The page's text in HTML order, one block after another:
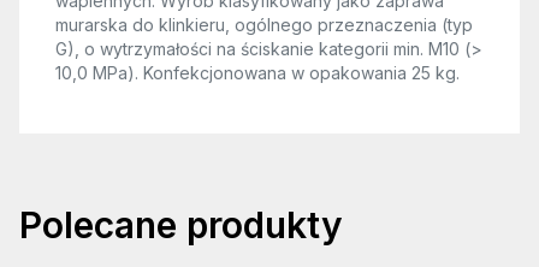
murarska do klinkieru, ogólnego przeznaczenia (typ
G), o wytrzymałości na ściskanie kategorii min. M10 (>
10,0 MPa). Konfekcjonowana w opakowania 25 kg.
Polecane produkty